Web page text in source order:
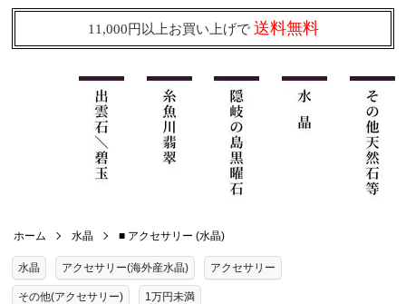
11,000円以上お買い上げで 送料無料
ホーム 水晶 ■ アクセサリー (水晶)
水晶 アクセサリー(海外産水晶) アクセサリー
その他(アクセサリー) 1万円未満